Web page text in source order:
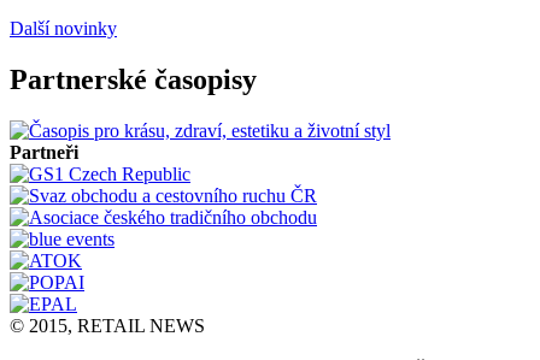
Další novinky
Partnerské časopisy
Partneři
© 2015, RETAIL NEWS